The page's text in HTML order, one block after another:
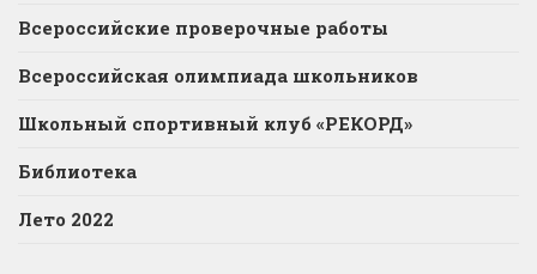
Всероссийские проверочные работы
Всероссийская олимпиада школьников
Школьный спортивный клуб «РЕКОРД»
Библиотека
Лето 2022